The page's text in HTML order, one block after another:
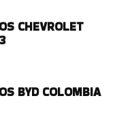
CHEVROLET
BYD COLOMBIA